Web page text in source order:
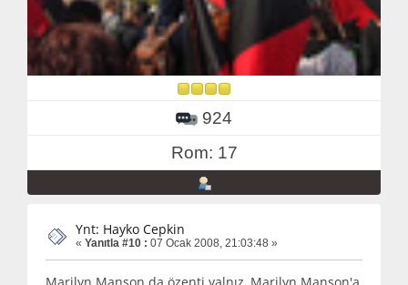
924
Rom: 17
Ynt: Hayko Cepkin
« Yanıtla #10 : 07 Ocak 2008, 21:03:48 »